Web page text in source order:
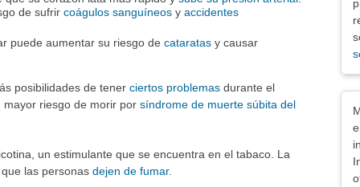
de sufrir coágulos sanguíneosy accidentes
puede aumentar su riesgo de cataratasy causar
posibilidades de tener ciertos problemasdurante el
riesgo de morir por síndrome de muerte súbita del
un estimulante que se encuentra en el tabaco. La
las personas dejen de fumar.